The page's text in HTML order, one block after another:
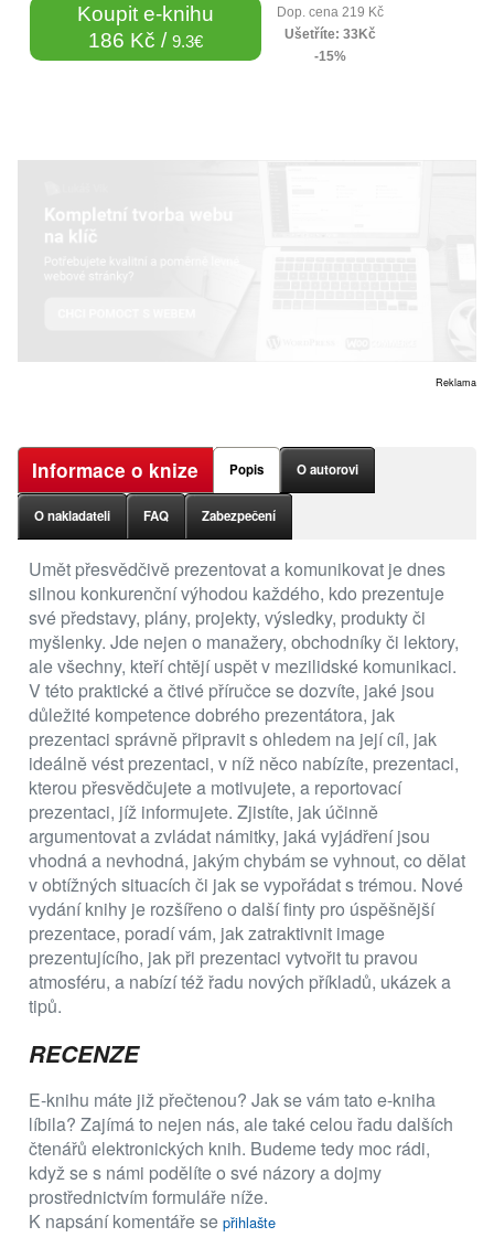
Koupit e-knihu
186 Kč / 9.3€
Dop. cena 219 Kč
Ušetříte: 33Kč
-15%
Reklama
Informace o knize Popis O autorovi
O nakladateli FAQ Zabezpečení
Umět přesvědčivě prezentovat a komunikovat je dnes
silnou konkurenční výhodou každého, kdo prezentuje
své představy, plány, projekty, výsledky, produkty či
myšlenky. Jde nejen o manažery, obchodníky či lektory,
ale všechny, kteří chtějí uspět v mezilidské komunikaci.
V této praktické a čtivé příručce se dozvíte, jaké jsou
důležité kompetence dobrého prezentátora, jak
prezentaci správně připravit s ohledem na její cíl, jak
ideálně vést prezentaci, v níž něco nabízíte, prezentaci,
kterou přesvědčujete a motivujete, a reportovací
prezentaci, jíž informujete. Zjistíte, jak účinně
argumentovat a zvládat námitky, jaká vyjádření jsou
vhodná a nevhodná, jakým chybám se vyhnout, co dělat
v obtížných situacích či jak se vypořádat s trémou. Nové
vydání knihy je rozšířeno o další finty pro úspěšnější
prezentace, poradí vám, jak zatraktivnit image
prezentujícího, jak při prezentaci vytvořit tu pravou
atmosféru, a nabízí též řadu nových příkladů, ukázek a
tipů.
RECENZE
E-knihu máte již přečtenou? Jak se vám tato e-kniha
líbila? Zajímá to nejen nás, ale také celou řadu dalších
čtenářů elektronických knih. Budeme tedy moc rádi,
když se s námi podělíte o své názory a dojmy
prostřednictvím formuláře níže.
K napsání komentáře se přihlašte